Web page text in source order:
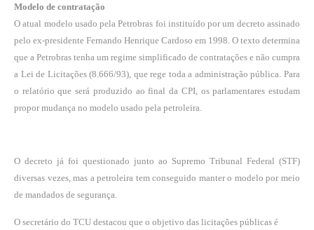
Modelo de contratação
O atual modelo usado pela Petrobras foi instituído por um decreto assinado
pelo ex-presidente Fernando Henrique Cardoso em 1998. O texto determina
que a Petrobras tenha um regime simplificado de contratações e não cumpra
a Lei de Licitações (8.666/93), que rege toda a administração pública. Para
o relatório que será produzido ao final da CPI, os parlamentares estudam
propor mudança no modelo usado pela petroleira.
O decreto já foi questionado junto ao Supremo Tribunal Federal (STF)
diversas vezes, mas a petroleira tem conseguido manter o modelo por meio
de mandados de segurança.
O secretário do TCU destacou que o objetivo das licitações públicas é